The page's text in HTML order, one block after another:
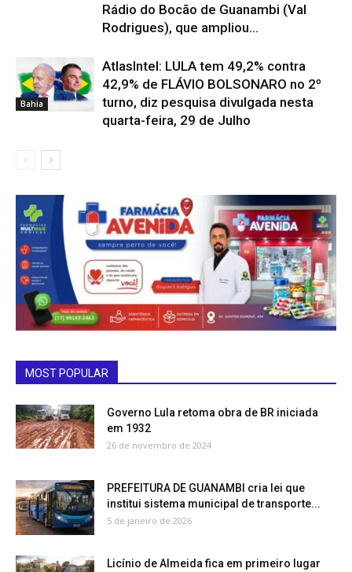
Rádio do Bocão de Guanambi (Val
Rodrigues), que ampliou...
Bahia
AtlasIntel: LULA tem 49,2% contra
42,9% de FLÁVIO BOLSONARO no 2º
turno, diz pesquisa divulgada nesta
quarta-feira, 29 de Julho
MOST POPULAR
Governo Lula retoma obra de BR iniciada
em 1932
26 de novembro de 2024
PREFEITURA DE GUANAMBI cria lei que
institui sistema municipal de transporte...
5 de janeiro de 2026
Licínio de Almeida fica em primeiro lugar